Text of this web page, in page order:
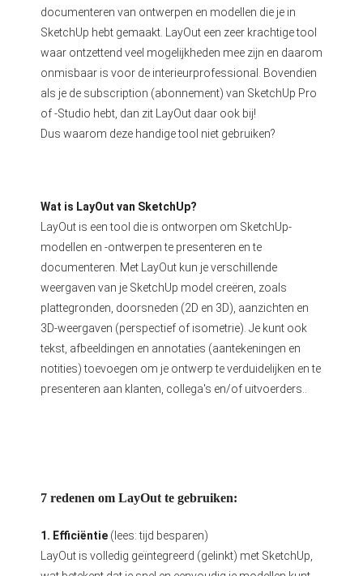
documenteren van ontwerpen en modellen die je in
SketchUp hebt gemaakt. LayOut een zeer krachtige tool
waar ontzettend veel mogelijkheden mee zijn en daarom
onmisbaar is voor de interieurprofessional. Bovendien
als je de subscription (abonnement) van SketchUp Pro
of -Studio hebt, dan zit LayOut daar ook bij!
Dus waarom deze handige tool niet gebruiken?
Wat is LayOut van SketchUp?
LayOut is een tool die is ontworpen om SketchUp-
modellen en -ontwerpen te presenteren en te
documenteren. Met LayOut kun je verschillende
weergaven van je SketchUp model creëren, zoals
plattegronden, doorsneden (2D en 3D), aanzichten en
3D-weergaven (perspectief of isometrie). Je kunt ook
tekst, afbeeldingen en annotaties (aantekeningen en
notities) toevoegen om je ontwerp te verduidelijken en te
presenteren aan klanten, collega's en/of uitvoerders..
7 redenen om LayOut te gebruiken:
1. Efficiëntie (lees: tijd besparen)
LayOut is volledig geïntegreerd (gelinkt) met SketchUp,